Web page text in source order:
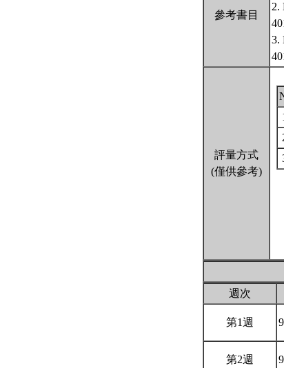
參考書目
2.
3.
評量方式
(僅供參考)
週次
第1週
第2週